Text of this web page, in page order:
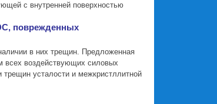
с внутренней поверхностью
поврежденных
в них трещин. Предложенная
всех воздействующих силовых
трещин усталости и межкристллитной